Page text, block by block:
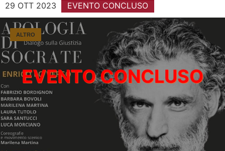
29 OTT 2023 EVENTO CONCLUSO
ALTRO